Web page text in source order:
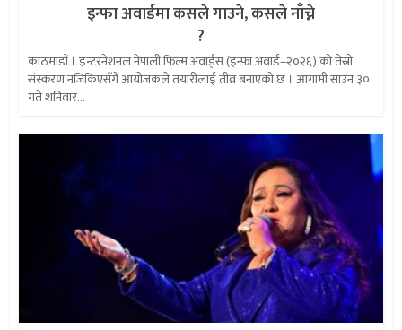
इन्फा अवार्डमा कसले गाउने, कसले नाँच्ने
?
काठमाडौं । इन्टरनेशनल नेपाली फिल्म अवार्ड्स (इन्फा अवार्ड–२०२६) को तेस्रो
संस्करण नजिकिएसँगै आयोजकले तयारीलाई तीव्र बनाएको छ । आगामी साउन ३०
गते शनिवार...